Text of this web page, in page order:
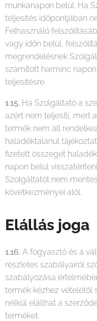
munkanapon belül. Ha
teljesítés időpontjában
Felhasználó
vagy időn belül,
megrendelésnek
számított harminc
teljesítésre.
1.15. Ha Szolgáltató a
azért nem teljesíti, mert
termék nem áll
haladéktalanul
fizetett összeget
napon belül
Szolgáltatót nem
következményei alól.
Elállás joga
1.16. A fogyasztó és a
részletes szabályairól
szabályozása
termék kézhez vételétől
nélkül elállhat a
terméket.